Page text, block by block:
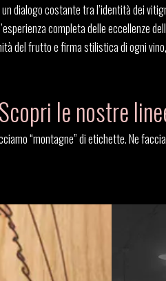
dialogo costante tra l’identità dei
completa delle
del frutto e firma stilistica di ogni
Scopri le nostre
“montagne” di etichette. Ne